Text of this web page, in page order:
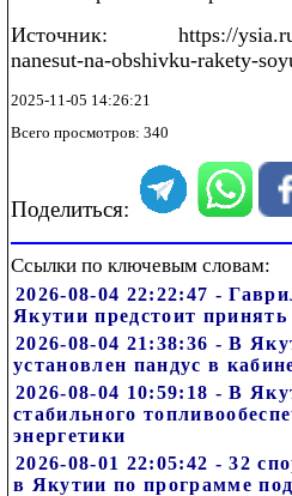
Источник: https://ysia.ru/
nanesut-na-obshivku-rakety-
2025-11-05 14:26:21
Всего просмотров: 340
Поделиться:
Ссылки по ключевым словам:
2026-08-04 22:22:47 -
Якутии предстоит
2026-08-04 21:38:36 - В
установлен пандус в
2026-08-04 10:59:18 - В
стабильного
энергетики
2026-08-01 22:05:42 - 32
в Якутии по программе